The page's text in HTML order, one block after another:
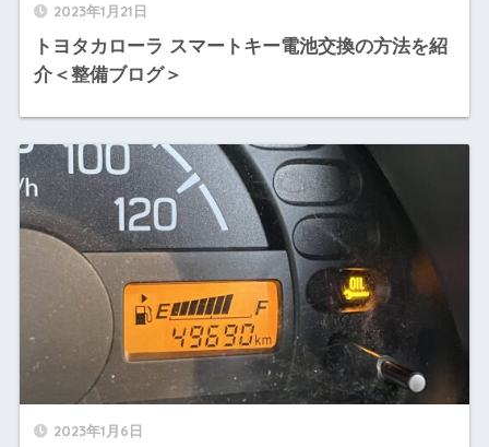
2023年1月21日
トヨタカローラ スマートキー電池交換の方法を紹
介＜整備ブログ＞
2023年1月6日